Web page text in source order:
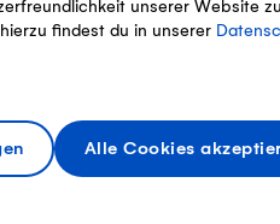
unserer Website
findest du in unserer
Alle Cookies